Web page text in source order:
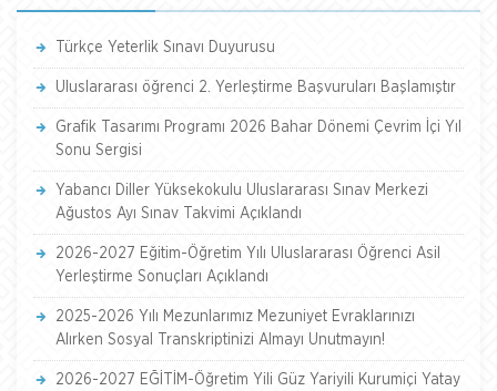
Türkçe Yeterlik Sınavı Duyurusu
Uluslararası öğrenci 2. Yerleştirme Başvuruları Başlamıştır
Grafik Tasarımı Programı 2026 Bahar Dönemi Çevrim İçi Yıl
Sonu Sergisi
Yabancı Diller Yüksekokulu Uluslararası Sınav Merkezi
Ağustos Ayı Sınav Takvimi Açıklandı
2026-2027 Eğitim-Öğretim Yılı Uluslararası Öğrenci Asil
Yerleştirme Sonuçları Açıklandı
2025-2026 Yılı Mezunlarımız Mezuniyet Evraklarınızı
Alırken Sosyal Transkriptinizi Almayı Unutmayın!
2026-2027 EĞİTİM-Öğretim Yili Güz Yariyili Kurumiçi Yatay